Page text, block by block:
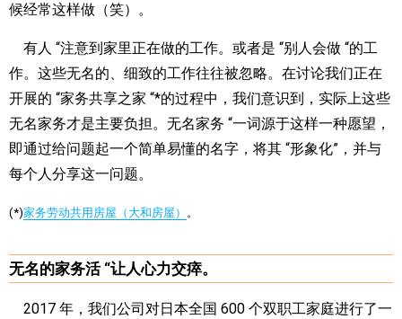
候经常这样做（笑）。
有人 “注意到家里正在做的工作。或者是 “别人会做 “的工
作。这些无名的、细致的工作往往被忽略。在讨论我们正在
开展的 “家务共享之家 “*的过程中，我们意识到，实际上这些
无名家务才是主要负担。无名家务 “一词源于这样一种愿望，
即通过给问题起一个简单易懂的名字，将其 “形象化”，并与
每个人分享这一问题。
(*)家务劳动共用房屋（大和房屋） 。
无名的家务活 “让人心力交瘁。
2017 年，我们公司对日本全国 600 个双职工家庭进行了一